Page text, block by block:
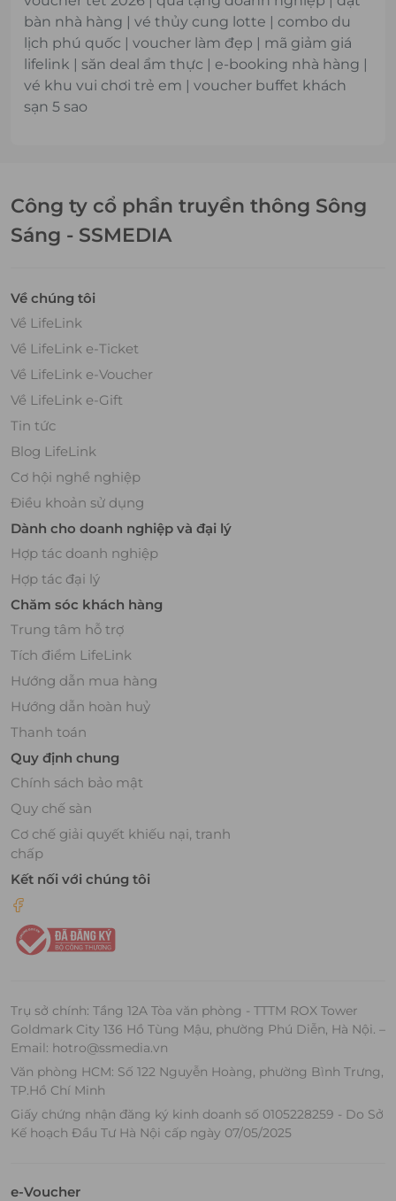
bàn nhà hàng | vé thủy cung lotte | combo du
lịch phú quốc | voucher làm đẹp | mã giảm giá
lifelink | săn deal ẩm thực | e-booking nhà hàng |
vé khu vui chơi trẻ em | voucher buffet khách
sạn 5 sao
Công ty cổ phần truyền thông Sông
Sáng - SSMEDIA
Về chúng tôi
Về LifeLink
Về LifeLink e-Ticket
Về LifeLink e-Voucher
Về LifeLink e-Gift
Tin tức
Blog LifeLink
Cơ hội nghề nghiệp
Điều khoản sử dụng
Dành cho doanh nghiệp và đại lý
Hợp tác doanh nghiệp
Hợp tác đại lý
Chăm sóc khách hàng
Trung tâm hỗ trợ
Tích điểm LifeLink
Hướng dẫn mua hàng
Hướng dẫn hoàn huỷ
Thanh toán
Quy định chung
Chính sách bảo mật
Quy chế sàn
Cơ chế giải quyết khiếu nại, tranh
chấp
Kết nối với chúng tôi
Trụ sở chính: Tầng 12A Tòa văn phòng - TTTM ROX Tower
Goldmark City 136 Hồ Tùng Mậu, phường Phú Diễn, Hà Nội. –
Email: hotro@ssmedia.vn
Văn phòng HCM: Số 122 Nguyễn Hoàng, phường Bình Trưng,
TP.Hồ Chí Minh
Giấy chứng nhận đăng ký kinh doanh số 0105228259 - Do Sở
Kế hoạch Đầu Tư Hà Nội cấp ngày 07/05/2025
e-Voucher